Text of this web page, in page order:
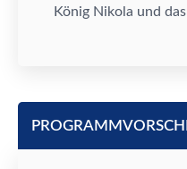
König Nikola und